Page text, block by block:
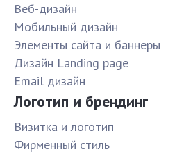
Веб-дизайн
Мобильный дизайн
Элементы сайта и баннеры
Дизайн Landing page
Email дизайн
Логотип и брендинг
Визитка и логотип
Фирменный стиль